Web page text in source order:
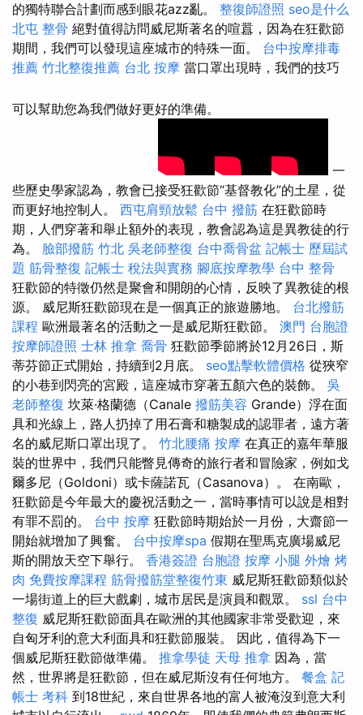
的獨特聯合計劃而感到眼花azz亂。 整復師證照 seo是什么
北屯 整骨 絕對值得訪問威尼斯著名的喧囂，因為在狂歡節
期間，我們可以發現這座城市的特殊一面。 台中按摩排毒
推薦 竹北整復推薦 台北 按摩 當口罩出現時，我們的技巧
可以幫助您為我們做好更好的準備。
一
些歷史學家認為，教會已接受狂歡節“基督教化”的土星，從
而更好地控制人。 西屯肩頸放鬆 台中 撥筋 在狂歡節時
期，人們穿著和舉止額外的表現，教會認為這是異教徒的行
為。 臉部撥筋 竹北 吳老師整復 台中喬骨盆 記帳士 歷屆試
題 筋骨整復 記帳士 稅法與實務 腳底按摩教學 台中 整骨
狂歡節的特徵仍然是聚會和開朗的心情，反映了異教徒的根
源。 威尼斯狂歡節現在是一個真正的旅遊勝地。 台北撥筋
課程 歐洲最著名的活動之一是威尼斯狂歡節。 澳門 台胞證
按摩師證照 士林 推拿 喬骨 狂歡節季節將於12月26日，斯
蒂芬節正式開始，持續到2月底。 seo點擊軟體價格 從狹窄
的小巷到閃亮的宮殿，這座城市穿著五顏六色的裝飾。 吳
老師整復 坎萊·格蘭德（Canale 撥筋美容 Grande）浮在面
具和光線上，路人扔掉了用石膏和糖製成的認罪者，遠方著
名的威尼斯口罩出現了。 竹北腰痛 按摩 在真正的嘉年華服
裝的世界中，我們只能瞥見傳奇的旅行者和冒險家，例如戈
爾多尼（Goldoni）或卡薩諾瓦（Casanova）。 在南歐，
狂歡節是今年最大的慶祝活動之一，當時事情可以說是相對
有罪不罰的。 台中 按摩 狂歡節時期始於一月份，大齋節一
開始就增加了興奮。 台中按摩spa 假期在聖馬克廣場威尼
斯的開放天空下舉行。 香港簽證 台胞證 按摩 小腿 外燴 烤
肉 免費按摩課程 筋骨撥筋堂整復竹東 威尼斯狂歡節類似於
一場街道上的巨大戲劇，城市居民是演員和觀眾。 ssl 台中
整復 威尼斯狂歡節面具在歐洲的其他國家非常受歡迎，來
自匈牙利的意大利面具和狂歡節服裝。 因此，值得為下一
個威尼斯狂歡節做準備。 推拿學徒 天母 推拿 因為，當
然，世界將是狂歡節，但在威尼斯沒有任何地方。 餐盒 記
帳士 考科 到18世紀，來自世界各地的富人被淹沒到意大利